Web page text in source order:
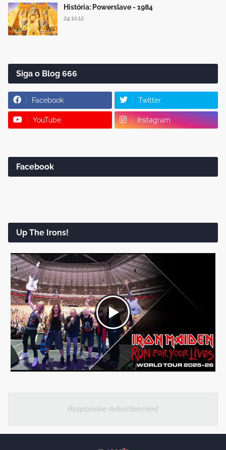
História: Powerslave - 1984
24.10.12
Siga o Blog 666
Facebook Twitter
YouTube Instagram
Facebook
Up The Irons!
Responsive Advertisement